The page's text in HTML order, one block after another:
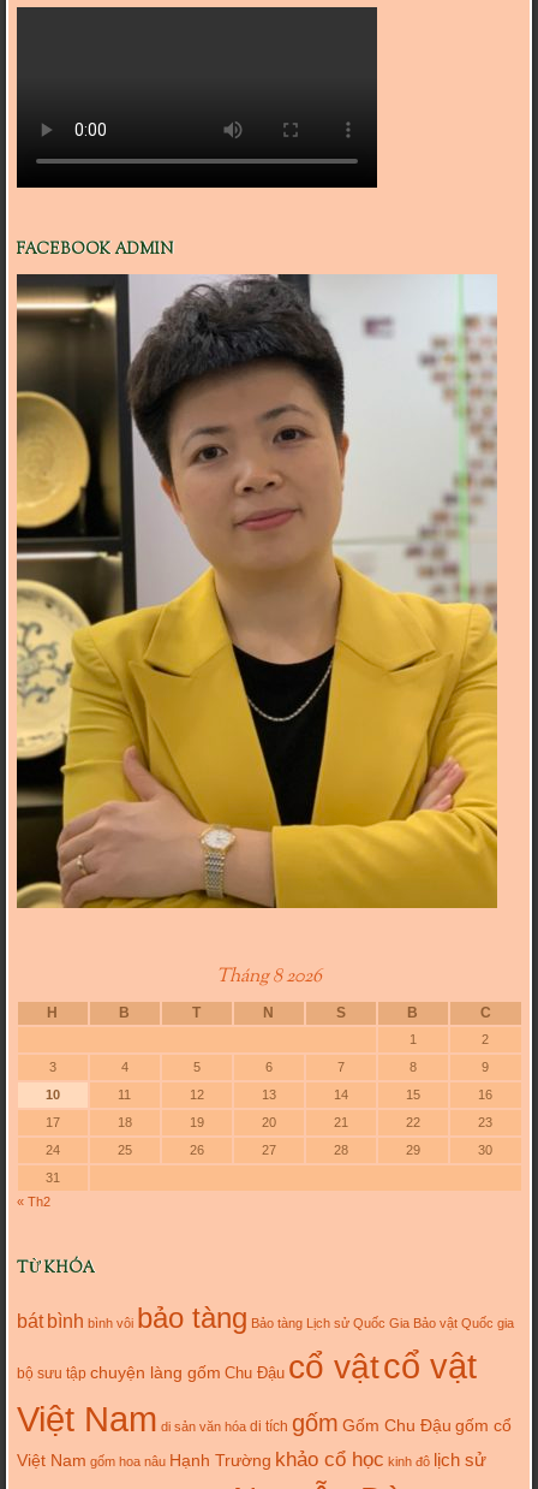
FACEBOOK ADMIN
Tháng 8 2026
H B T N S B C
1
2
3
4 5 6 7 8
9
10
11 12 13 14 15
16
17
18 19 20 21 22
23
24
25 26 27 28 29
30
31
« Th2
TỪ KHÓA
bát bình bình vôi bảo tàng Bảo tàng Lịch sử Quốc Gia Bảo vật Quốc gia
bộ sưu tập chuyện làng gốm Chu Đậu cổ vậtcổ vật
Việt Nam di sản văn hóa di tích gốm Gốm Chu Đậu gốm cổ
Việt Nam gốm hoa nâu Hạnh Trường khảo cổ học kinh đô lịch sử